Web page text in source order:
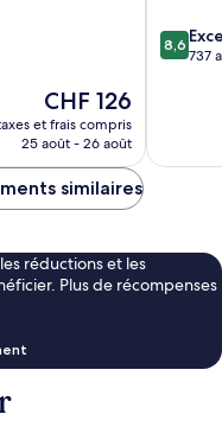
Le
nouveau
prix
de
CHF 126
et frais compris
25 août - 26 août
8.6
sur
8,6
737
similaires
réductions et les
Plus de récompenses